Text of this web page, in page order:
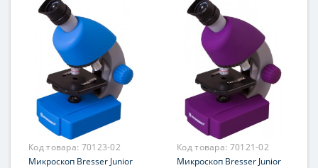
4x, 10x, 40х и 60x
(ахроматические,
стандарта DIN)
Увеличение, крат
40; 100; 400; 600
Окуляр (ы)
10х
Фокусировка
Грубая; Точная
4x; 10x; 40x
Увеличение, крат
40; 64; 100; 160; 400; 640
Окуляр (ы)
WF10x-16x
(двухпозиционный)
Фокусировка
Грубая
Код товара: 70123-02
Микроскоп Bresser Junior
Код товара: 70121-02
Микроскоп Bresser Junior